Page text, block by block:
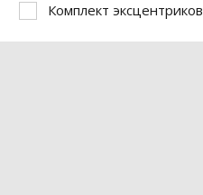
Комплект эксцентриков